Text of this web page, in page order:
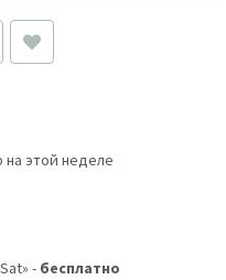
на этой неделе
- бесплатно